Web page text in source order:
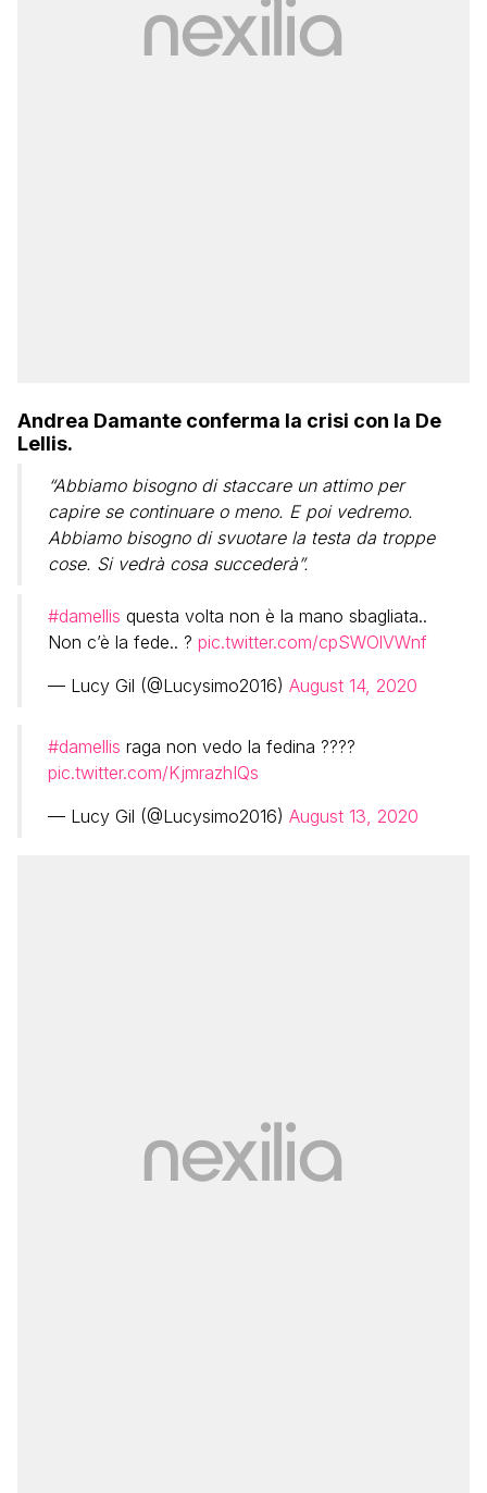
Andrea Damante conferma la crisi con la De
Lellis.
“Abbiamo bisogno di staccare un attimo per
capire se continuare o meno. E poi vedremo.
Abbiamo bisogno di svuotare la testa da troppe
cose. Si vedrà cosa succederà”.
#damellis questa volta non è la mano sbagliata..
Non c’è la fede.. ? pic.twitter.com/cpSWOlVWnf
— Lucy Gil (@Lucysimo2016) August 14, 2020
#damellis raga non vedo la fedina ????
pic.twitter.com/KjmrazhIQs
— Lucy Gil (@Lucysimo2016) August 13, 2020